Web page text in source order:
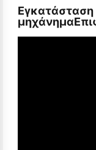
Εγκατάσταση
μηχάνημα